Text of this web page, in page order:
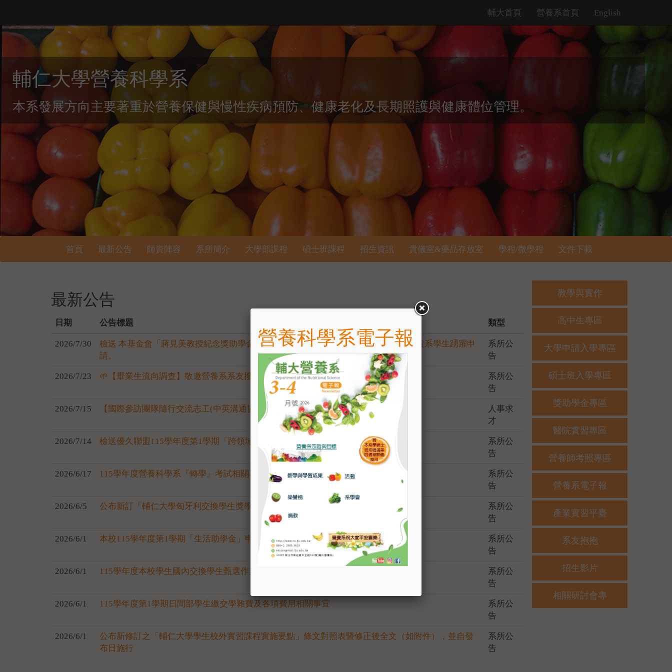
輔大首頁 營養系首頁 English
輔仁大學營養科學系
本系發展方向主要著重於營養保健與慢性疾病預防、健康老化及長期照護與健康體位管理。
首頁 最新公告 師資陣容 系所簡介 大學部課程 碩士班課程 招生資訊 貴儀室&藥品存放室 學程/微學程 文件下載
最新公告
日期 公告標題 類型
2026/7/30
檢送 本基金會「蔣見美教授紀念獎助學金」獎助辦法，敬請公告並鼓勵貴學會會員及貴系學生踴躍申
請。
系所公
告
2026/7/23 🌱【畢業生流向調查】敬邀營養系系友撥空填寫
系所公
告
2026/7/15 【國際參訪團隊隨行交流志工(中英溝通協助)— 徵求啟事】
人事求
才
2026/7/14 檢送優久聯盟115學年度第1學期「跨領域學分學程」申請相關資訊一覽表
系所公
告
2026/6/17 115學年度營養科學系『轉學』考試相關事宜公告
系所公
告
2026/6/5 公布新訂「輔仁大學匈牙利交換學生獎學金實施辦法」
系所公
告
2026/6/1 本校115學年度第1學期「生活助學金」申辦相關事宜
系所公
告
2026/6/1 115學年度本校學生國內交換學生甄選作業事項
系所公
告
2026/6/1 115學年度第1學期日間部學生繳交學雜費及各項費用相關事宜
系所公
告
2026/6/1
公布新修訂之「輔仁大學學生校外實習課程實施要點」條文對照表暨修正後全文（如附件），並自發
布日施行
系所公
告
教學與實作
高中生專區
大學申請入學專區
碩士班入學專區
獎助學金專區
醫院實習專區
營養師考照專區
營養系電子報
產業實習平臺
系友抱抱
招生影片
相關研討會專
營養科學系電子報